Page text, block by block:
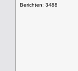
Berichten: 3488